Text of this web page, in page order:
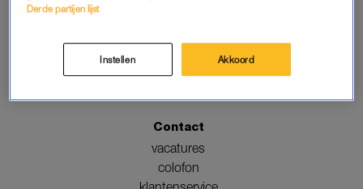
schrijf je in
Contact
vacatures
colofon
Derde partijen lijst
Instellen Akkoord